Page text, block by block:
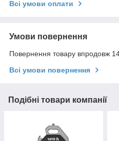
Всі умови оплати
Умови повернення
Повернення товару впродовж
Всі умови повернення
Подібні товари компанії